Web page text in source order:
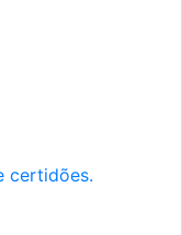
certidões.